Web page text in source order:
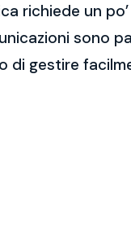
richiede un
sono
gestire